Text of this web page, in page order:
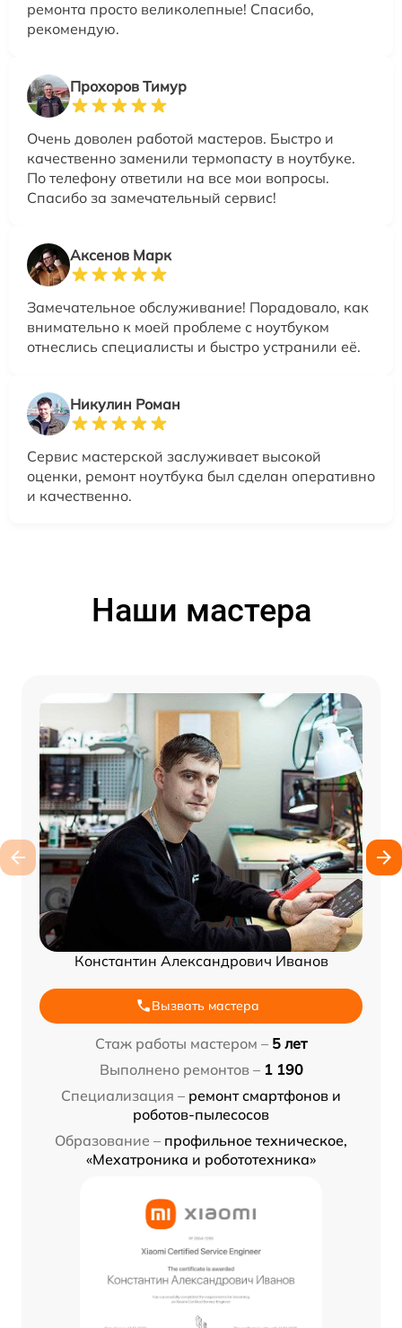
ремонта просто великолепные! Спасибо,
рекомендую.
Прохоров Тимур
Очень доволен работой мастеров. Быстро и
качественно заменили термопасту в ноутбуке.
По телефону ответили на все мои вопросы.
Спасибо за замечательный сервис!
Аксенов Марк
Замечательное обслуживание! Порадовало, как
внимательно к моей проблеме с ноутбуком
отнеслись специалисты и быстро устранили её.
Никулин Роман
Сервис мастерской заслуживает высокой
оценки, ремонт ноутбука был сделан оперативно
и качественно.
Наши мастера
Константин Александрович Иванов
Вызвать мастера
Стаж работы мастером – 5 лет
Выполнено ремонтов – 1 190
Специализация – ремонт смартфонов и
роботов-пылесосов
Образование – профильное техническое,
«Мехатроника и робототехника»